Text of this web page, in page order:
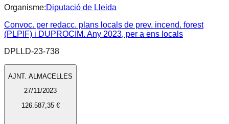
Organisme:Diputació de Lleida
Convoc. per redacc. plans locals de prev. incend. forest
(PLPIF) i DUPROCIM. Any 2023, per a ens locals
DPLLD-23-738
AJNT. ALMACELLES
27/11/2023
126.587,35 €